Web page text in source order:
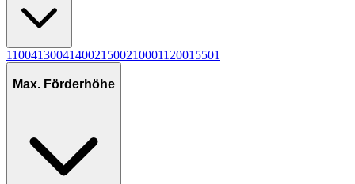
110041300414002150021000112001 5501
Max. Förderhöhe